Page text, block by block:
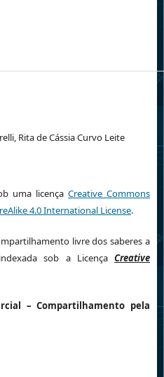
Rita de Cássia Curvo Leite
uma licençaCreative Commons
4.0 International License.
livre dos saberes a
sob a LicençaCreative
– Compartilhamento pela